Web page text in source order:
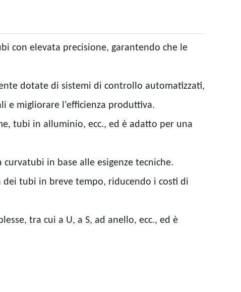
con elevata precisione, garantendo che le
dotate di sistemi di controllo automatizzati,
e migliorare l'efficienza produttiva.
tubi in alluminio, ecc., ed è adatto per una
in base alle esigenze tecniche.
tubi in breve tempo, riducendo i costi di
tra cui a U, a S, ad anello, ecc., ed è